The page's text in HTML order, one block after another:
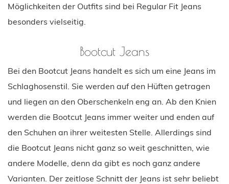
Möglichkeiten der Outfits sind bei Regular Fit Jeans
besonders vielseitig.
Bootcut Jeans
Bei den Bootcut Jeans handelt es sich um eine Jeans im
Schlaghosenstil. Sie werden auf den Hüften getragen
und liegen an den Oberschenkeln eng an. Ab den Knien
werden die Bootcut Jeans immer weiter und enden auf
den Schuhen an ihrer weitesten Stelle. Allerdings sind
die Bootcut Jeans nicht ganz so weit geschnitten, wie
andere Modelle, denn da gibt es noch ganz andere
Varianten. Der zeitlose Schnitt der Jeans ist sehr beliebt